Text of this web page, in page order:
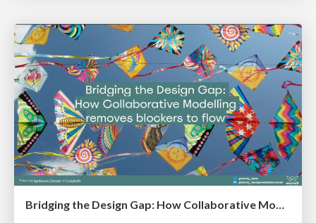
Bridging the Design Gap: How Collaborative Modelling removes blockers to flow between stakeholders and teams @FastFlow conf